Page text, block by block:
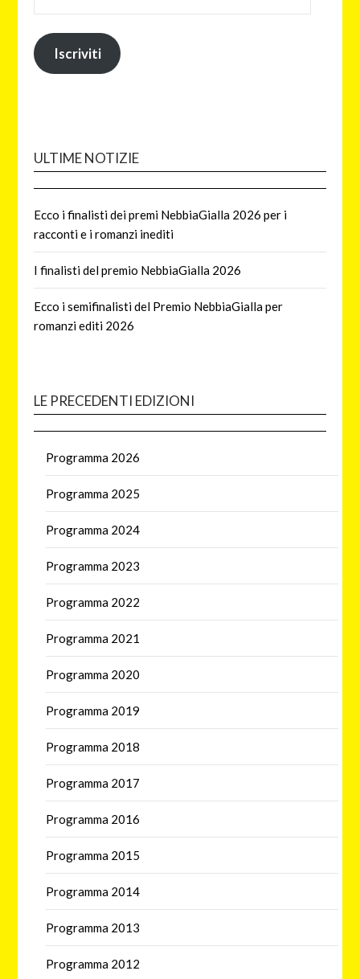
Iscriviti
ULTIME NOTIZIE
Ecco i finalisti dei premi NebbiaGialla 2026 per i
racconti e i romanzi inediti
I finalisti del premio NebbiaGialla 2026
Ecco i semifinalisti del Premio NebbiaGialla per
romanzi editi 2026
LE PRECEDENTI EDIZIONI
Programma 2026
Programma 2025
Programma 2024
Programma 2023
Programma 2022
Programma 2021
Programma 2020
Programma 2019
Programma 2018
Programma 2017
Programma 2016
Programma 2015
Programma 2014
Programma 2013
Programma 2012